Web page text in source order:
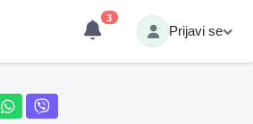
3
Prijavi se